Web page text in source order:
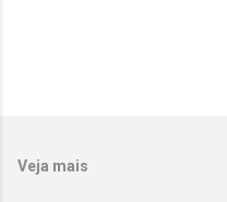
Veja mais